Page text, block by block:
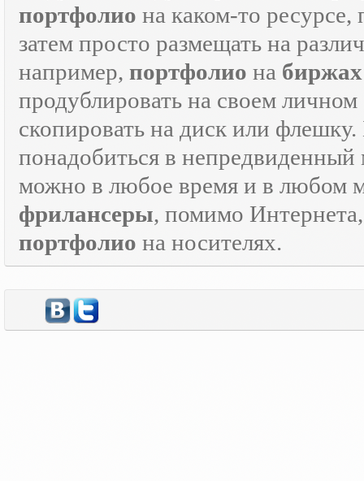
портфолио на каком-то ресурсе,
затем просто размещать на
например, портфолио на
продублировать на своем
скопировать на диск или
понадобиться в непредвиденный
можно в любое время и в любом
фрилансеры, помимо
портфолио на носителях.